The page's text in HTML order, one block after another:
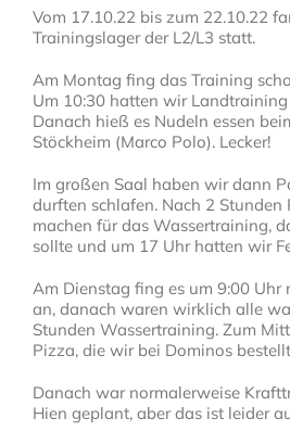
Vom 17.10.22 bis zum 22.10.22
Trainingslager der L2/L3 statt.
Am Montag fing das Training
Um 10:30 hatten wir
Danach hieß es Nudeln essen
Stöckheim (Marco Polo). Lecker!
Im großen Saal haben wir dann
durften schlafen. Nach 2 Stunden
machen für das Wassertraining,
sollte und um 17 Uhr hatten wir
Am Dienstag fing es um 9:00 Uhr
an, danach waren wirklich alle
Stunden Wassertraining. Zum
Pizza, die wir bei Dominos
Danach war normalerweise
Hien geplant, aber das ist leider